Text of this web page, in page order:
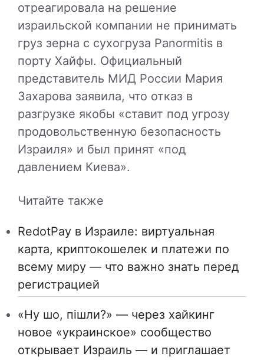
отреагировала на решение
израильской компании не принимать
груз зерна с сухогруза Panormitis в
порту Хайфы. Официальный
представитель МИД России Мария
Захарова заявила, что отказ в
разгрузке якобы «ставит под угрозу
продовольственную безопасность
Израиля» и был принят «под
давлением Киева».
Читайте также
RedotPay в Израиле: виртуальная
карта, криптокошелек и платежи по
всему миру — что важно знать перед
регистрацией
«Ну шо, пішли?» — через хайкинг
новое «украинское» сообщество
открывает Израиль — и приглашает